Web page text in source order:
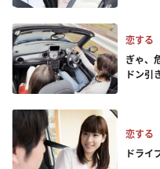
恋する
ぎゃ、
ドン引
恋する
ドライ